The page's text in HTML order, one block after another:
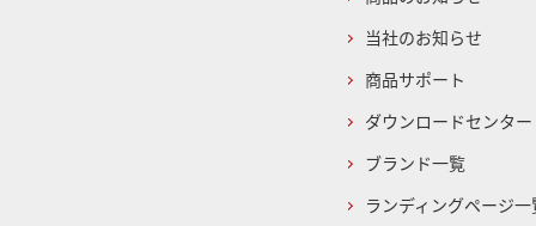
当社のお知らせ
商品サポート
ダウンロードセンター
ブランド一覧
ランディングページ一